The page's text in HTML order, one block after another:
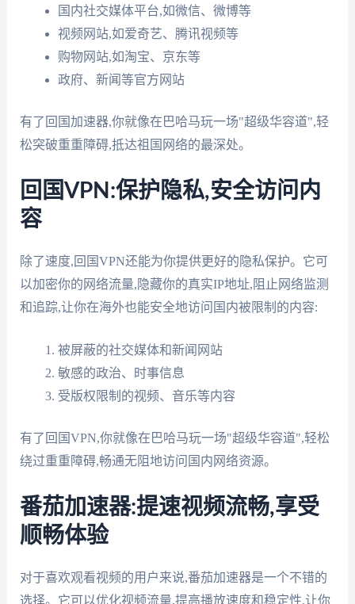
国内社交媒体平台,如微信、微博等
视频网站,如爱奇艺、腾讯视频等
购物网站,如淘宝、京东等
政府、新闻等官方网站
有了回国加速器,你就像在巴哈马玩一场"超级华容道",轻
松突破重重障碍,抵达祖国网络的最深处。
回国VPN:保护隐私,安全访问内
容
除了速度,回国VPN还能为你提供更好的隐私保护。它可
以加密你的网络流量,隐藏你的真实IP地址,阻止网络监测
和追踪,让你在海外也能安全地访问国内被限制的内容:
被屏蔽的社交媒体和新闻网站
敏感的政治、时事信息
受版权限制的视频、音乐等内容
有了回国VPN,你就像在巴哈马玩一场"超级华容道",轻松
绕过重重障碍,畅通无阻地访问国内网络资源。
番茄加速器:提速视频流畅,享受
顺畅体验
对于喜欢观看视频的用户来说,番茄加速器是一个不错的
选择。它可以优化视频流量,提高播放速度和稳定性,让你